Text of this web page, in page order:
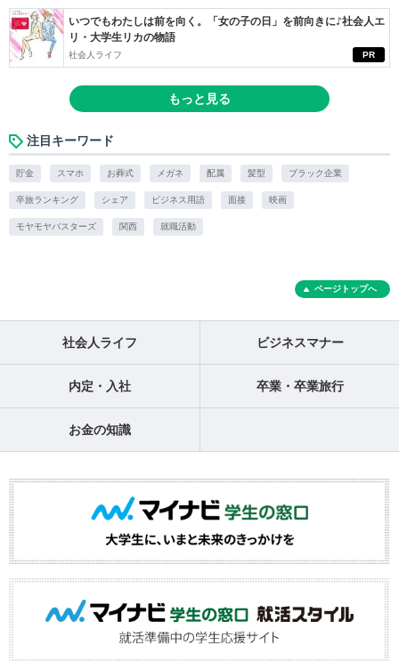
PR
いつでもわたしは前を向く。「女の子の日」を前向きに♪社会人エ
リ・大学生リカの物語
社会人ライフ
もっと見る
注目キーワード
貯金 スマホ お葬式 メガネ 配属 髪型 ブラック企業
卒旅ランキング シェア ビジネス用語 面接 映画
モヤモヤバスターズ 関西 就職活動
ページトップへ
社会人ライフ ビジネスマナー
内定・入社 卒業・卒業旅行
お金の知識